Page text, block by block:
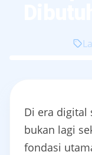
Di era digital
bukan lagi
fondasi